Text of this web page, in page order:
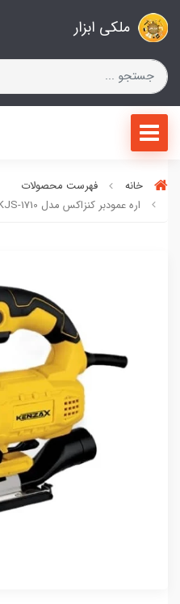
ملکی ابزار
خانه
فهرست محصولات
اره عمودبر کنزاکس مدل KJS-1710 ظرفیت ۷۱۰ وات ۴ حالته (پس کرایه)